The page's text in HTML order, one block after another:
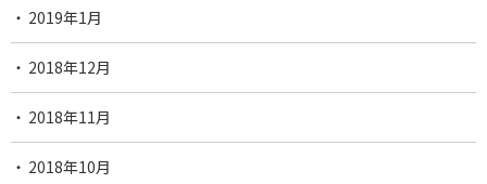
2019年1月
2018年12月
2018年11月
2018年10月